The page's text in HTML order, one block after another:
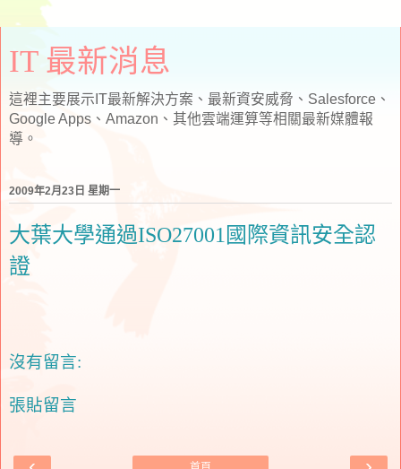
IT 最新消息
這裡主要展示IT最新解決方案、最新資安威脅、Salesforce、
Google Apps、Amazon、其他雲端運算等相關最新媒體報
導。
2009年2月23日 星期一
大葉大學通過ISO27001國際資訊安全認
證
沒有留言:
張貼留言